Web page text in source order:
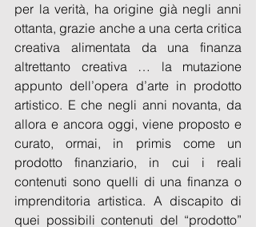
per la verità, ha origine già negli anni
ottanta, grazie anche a una certa critica
creativa alimentata da una finanza
altrettanto creativa … la mutazione
appunto dell’opera d’arte in prodotto
artistico. E che negli anni novanta, da
allora e ancora oggi, viene proposto e
curato, ormai, in primis come un
prodotto finanziario, in cui i reali
contenuti sono quelli di una finanza o
imprenditoria artistica. A discapito di
quei possibili contenuti del “prodotto”